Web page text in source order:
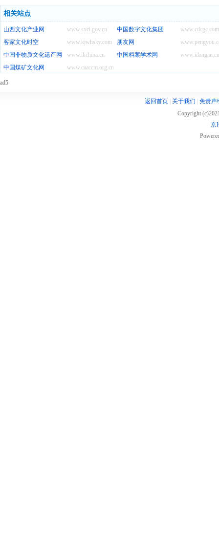
相关站点
www.sxci.gov.cn
山西文化产业网
中国数字文化集团
www.kjwhsky.com
客家文化时空
朋友网
www.ihchina.cn
中国非物质文化遗产网 www.idangan.cn
中国档案学术网
www.caaccm.org.cn
中国煤矿文化网
ad5
返回首页| 关于我们
免责声
Copyright
京